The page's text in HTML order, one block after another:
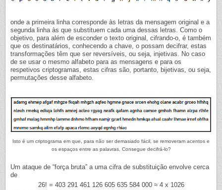
onde a primeira linha corresponde às letras da mensagem original e a
segunda linha às que substituem cada uma dessas letras. Como o
objetivo, para além de esconder o texto original, cifrando-o, é também
que os destinatários, conhecendo a chave, o possam decifrar, estas
transformações têm que ser reversíveis, ou seja, injetivas. No caso
de se usar o mesmo alfabeto para as mensagens e para os
respetivos criptogramas, estas cifras são, portanto, bijetivas, ou seja,
permutações desse alfabeto.
Isto é um criptograma em que, para não ser demasiado fácil, se removeram acentos e
os espaços entre as palavras. Consegue decifrá-lo?
Um ataque de “força bruta” a uma cifra de substituição envolve cerca
de
26! = 403 291 461 126 605 635 584 000 ≈ 4 x 1026